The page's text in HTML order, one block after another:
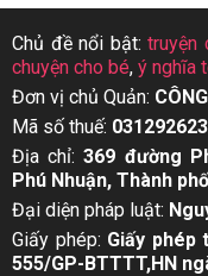
Chủ đề nổi bật:truyện
chuyện cho bé, ý nghĩa
Đơn vị chủ Quản:
Mã số thuế:
Địa chỉ:369 đường
Phú Nhuận, Thành
Đại diện pháp luật:
Giấy phép: Giấy phép
555/GP-BTTTT,HN